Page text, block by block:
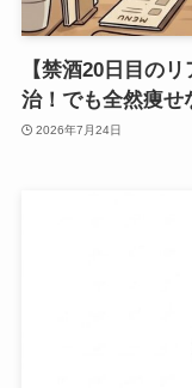
【禁酒20日目の
治！でも全然痩せ
2026年7月24日